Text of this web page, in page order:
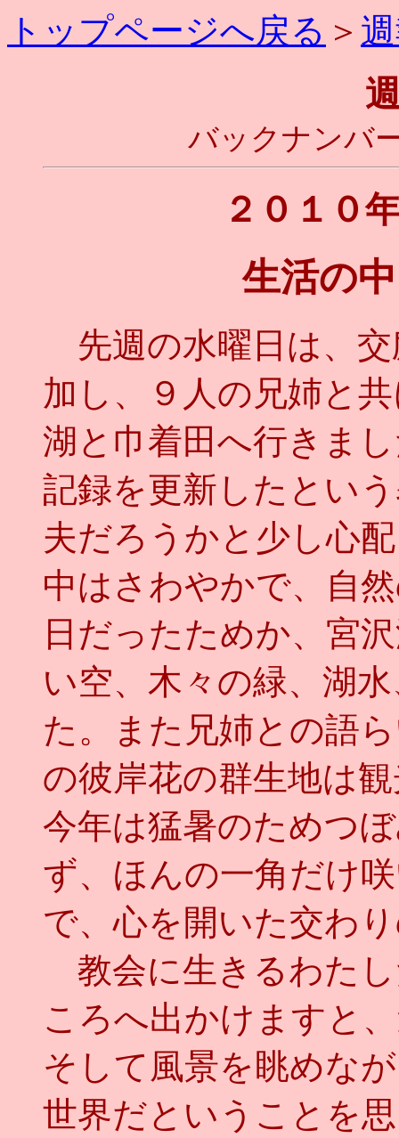
トップページへ戻る ＞
バックナンバ
２０１
生活の
先週の水曜日は、
加し、９人の兄姉と
湖と巾着田へ行きま
記録を更新したとい
夫だろうかと少し心
中はさわやかで、自
日だったためか、宮
い空、木々の緑、湖
た。また兄姉との語
の彼岸花の群生地は
今年は猛暑のためつ
ず、ほんの一角だけ
で、心を開いた交わ
教会に生きるわた
ころへ出かけますと
そして風景を眺めな
世界だということを